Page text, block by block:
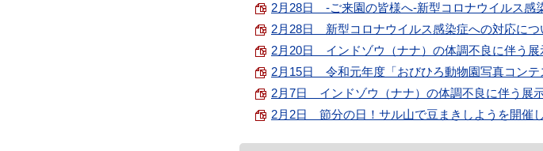
2月28日 -ご来園の皆様へ-新型コロナウイルス感
2月28日 新型コロナウイルス感染症への対応につ
2月20日 インドゾウ（ナナ）の体調不良に伴う展
2月15日 令和元年度「おびひろ動物園写真コンテ
2月7日 インドゾウ（ナナ）の体調不良に伴う展
2月2日 節分の日！サル山で豆まきしようを開催し